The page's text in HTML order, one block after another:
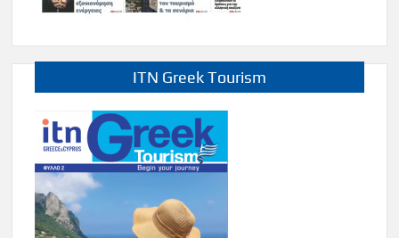
ITN Greek Tourism